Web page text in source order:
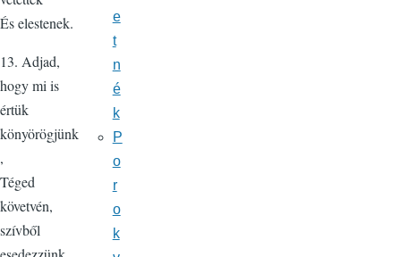
És elestenek.
13. Adjad,
hogy mi is
értük
könyörögjünk
,
Téged
követvén,
szívből
e
t
n
é
k
P
o
r
o
k